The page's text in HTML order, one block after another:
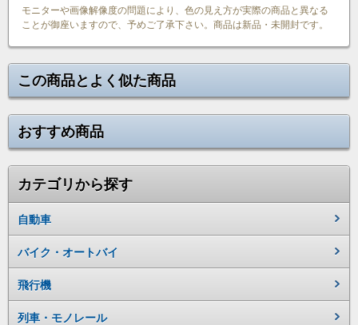
モニターや画像解像度の問題により、色の見え方が実際の商品と異なる
ことが御座いますので、予めご了承下さい。商品は新品・未開封です。
この商品とよく似た商品
おすすめ商品
カテゴリから探す
自動車
バイク・オートバイ
飛行機
列車・モノレール